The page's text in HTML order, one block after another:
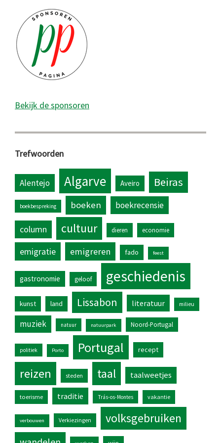
Bekijk de sponsoren
Trefwoorden
Alentejo Algarve Aveiro Beiras
boekbespreking boeken boekrecensie
column cultuur dieren economie
emigratie emigreren fado feest
gastronomie geloof geschiedenis
kunst land Lissabon literatuur milieu
muziek natuur natuurpark Noord-Portugal
politiek Porto Portugal recept
reizen steden taal taalweetjes
toerisme traditie Trás-os-Montes vakantie
verbouwen Verkiezingen volksgebruiken